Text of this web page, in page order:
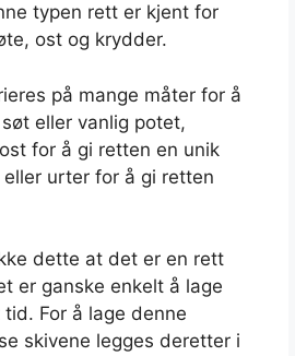
typen rett er kjent for
ost og krydder.
på mange måter for å
eller vanlig potet,
for å gi retten en unik
urter for å gi retten
dette at det er en rett
er ganske enkelt å lage
For å lage denne
skivene legges deretter i